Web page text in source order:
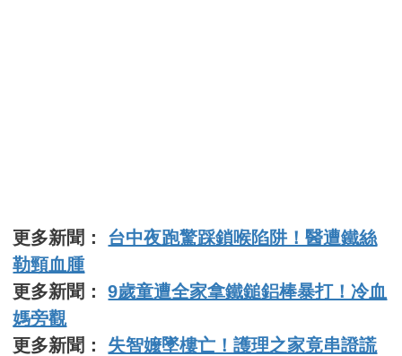
更多新聞： 台中夜跑驚踩鎖喉陷阱！醫遭鐵絲
勒頸血腫
更多新聞：9歲童遭全家拿鐵鎚鋁棒暴打！冷血
媽旁觀
更多新聞： 失智嬤墜樓亡！護理之家竟串證謊